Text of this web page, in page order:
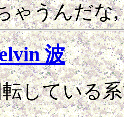
ゃうんだな,
波
している